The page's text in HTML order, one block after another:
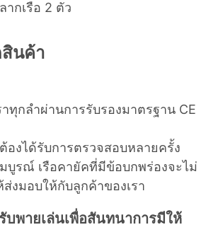
ากเรือ 2 ตัว
สินค้า
าทุกลำผ่านการรับรองมาตรฐาน CE
องได้รับการตรวจสอบหลายครั้ง
บูรณ์ เรือคายัคที่มีข้อบกพร่องจะไม่
งมอบให้กับลูกค้าของเรา
บพายเล่นเพื่อสันทนาการมีให้